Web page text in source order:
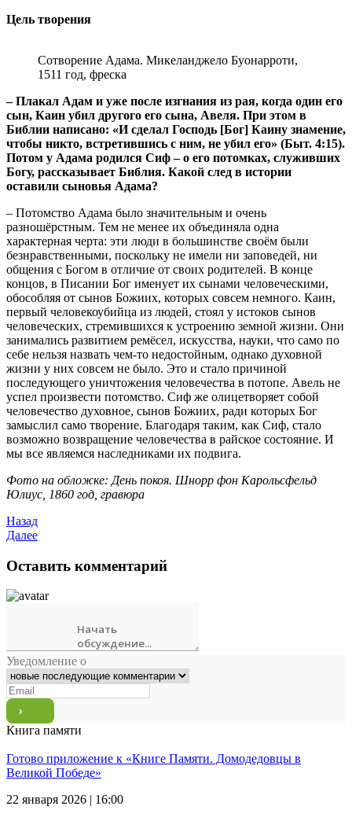
Цель творения
Сотворение Адама. Микеланджело Буонарроти,
1511 год, фреска
– Плакал Адам и уже после изгнания из рая, когда один его
сын, Каин убил другого его сына, Авеля. При этом в
Библии написано: «И сделал Господь [Бог] Каину знамение,
чтобы никто, встретившись с ним, не убил его» (Быт. 4:15).
Потом у Адама родился Сиф – о его потомках, служивших
Богу, рассказывает Библия. Какой след в истории
оставили сыновья Адама?
– Потомство Адама было значительным и очень
разношёрстным. Тем не менее их объединяла одна
характерная черта: эти люди в большинстве своём были
безнравственными, поскольку не имели ни заповедей, ни
общения с Богом в отличие от своих родителей. В конце
концов, в Писании Бог именует их сынами человеческими,
обособляя от сынов Божиих, которых совсем немного. Каин,
первый человекоубийца из людей, стоял у истоков сынов
человеческих, стремившихся к устроению земной жизни. Они
занимались развитием ремёсел, искусства, науки, что само по
себе нельзя назвать чем-то недостойным, однако духовной
жизни у них совсем не было. Это и стало причиной
последующего уничтожения человечества в потопе. Авель не
успел произвести потомство. Сиф же олицетворяет собой
человечество духовное, сынов Божиих, ради которых Бог
замыслил само творение. Благодаря таким, как Сиф, стало
возможно возвращение человечества в райское состояние. И
мы все являемся наследниками их подвига.
Фото на обложке: День покоя. Шнорр фон Карольсфельд
Юлиус, 1860 год, гравюра
Назад
Далее
Оставить комментарий
Уведомление о
Книга памяти
Готово приложение к «Книге Памяти. Домодедовцы в
Великой Победе»
22 января 2026 | 16:00